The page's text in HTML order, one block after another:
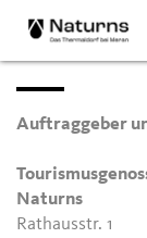
Auftraggeber
Naturns
Rathausstr. 1